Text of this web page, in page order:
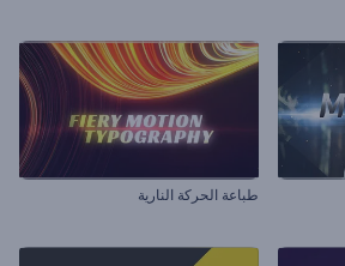
طباعة الحركة النارية